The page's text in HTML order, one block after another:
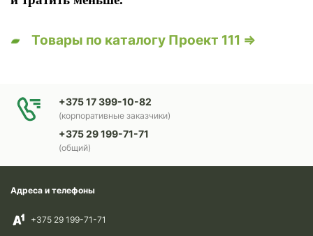
Товары по каталогу Проект 111 ⇒
+375 17 399-10-82
(корпоративные заказчики)
+375 29 199-71-71
(общий)
Адреса и телефоны
+375 29 199-71-71